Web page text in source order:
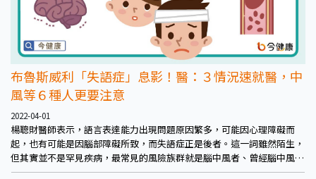
布魯斯威利「失語症」息影！醫：３情況速就醫，中
風等６種人更要注意
2022-04-01
楊聰財醫師表示，語言表達能力出現問題原因繁多，可能因心理障礙而
起，也有可能是因腦部障礙所致，而失語症正是後者。這一詞雖然陌生，
但其實並不是罕見疾病，最常見的風險族群就是腦中風者、曾經腦中風
者，也包括所謂的小中風，約佔整體30%。